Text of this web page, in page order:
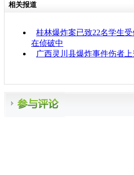
相关报道
桂林爆炸案已致22名学生
在侦破中
广西灵川县爆炸事件伤者上